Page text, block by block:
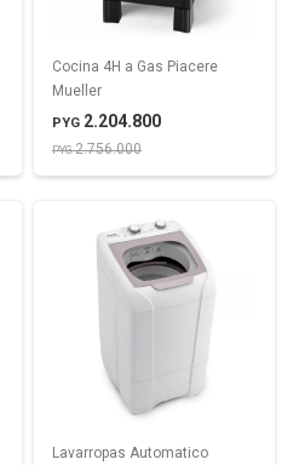
Cocina 4H a Gas Piacere
Mueller
PYG 2.204.800
PYG2.756.000
Lavarropas Automatico